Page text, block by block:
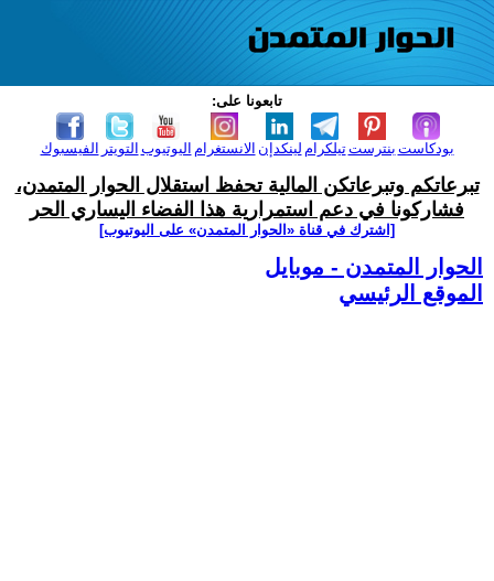
تابعونا على:
الفيسبوك التويتر اليوتيوب الانستغرام لينكدإن تيلكرامبنترست بودكاست
تبرعاتكم وتبرعاتكن المالية تحفظ استقلال الحوار المتمدن،
فشاركونا في دعم استمرارية هذا الفضاء اليساري الحر
[اشترك في قناة ‫«الحوار المتمدن» على اليوتيوب]
الحوار المتمدن - موبايل
الموقع الرئيسي